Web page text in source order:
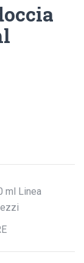
ml Linea